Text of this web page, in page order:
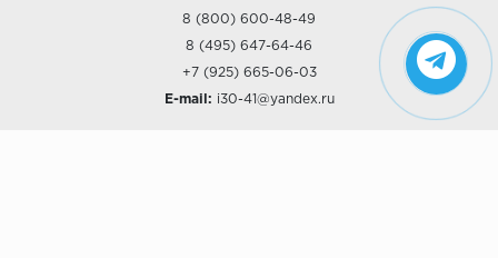
8 (800) 600-48-49
8 (495) 647-64-46
+7 (925) 665-06-03
E-mail: i30-41@yandex.ru